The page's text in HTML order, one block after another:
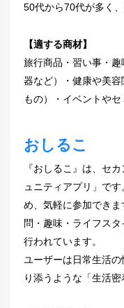
50代から70代が多く
【適する商材】
旅行商品・習い事・
器など）・健康や美
もの）・イベントや
おしるこ
『おしるこ』は、セ
ュニティアプリ」で
め、気軽に参加でき
問・趣味・ライフス
行われています。
ユーザーは日常生活
り添うような「生活